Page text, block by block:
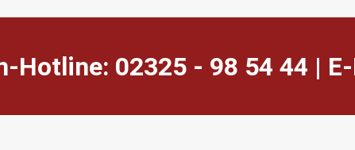
Hotline: 02325 - 98 54 44 |